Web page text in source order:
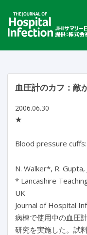
血圧計のカフ：敵
2006.06.30
★
Blood pressure
N. Walker*, R. Gupta,
* Lancashire
UK
Journal of Hospital
病棟で使用中の血圧
研究を実施した。試